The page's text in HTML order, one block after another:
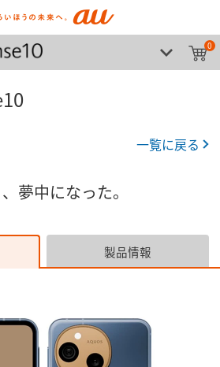
0
一覧に戻る
夢中になった。
製品情報